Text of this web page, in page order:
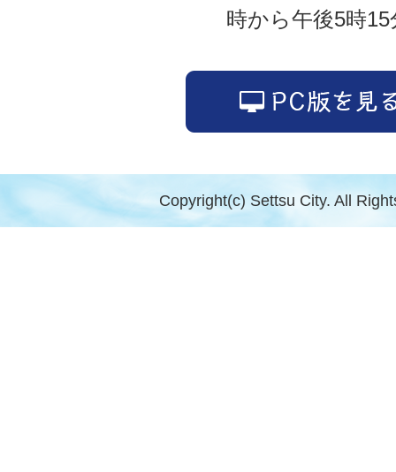
時から午後5時15
Copyright(c) Settsu City. All